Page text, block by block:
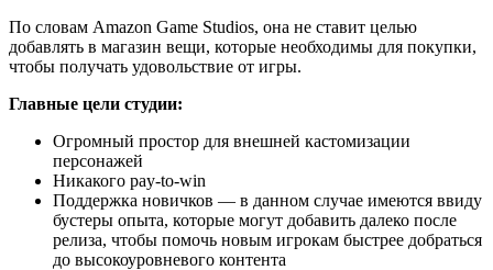
По словам Amazon Game Studios, она не ставит целью
добавлять в магазин вещи, которые необходимы для покупки,
чтобы получать удовольствие от игры.
Главные цели студии:
Огромный простор для внешней кастомизации
персонажей
Никакого pay-to-win
Поддержка новичков — в данном случае имеются ввиду
бустеры опыта, которые могут добавить далеко после
релиза, чтобы помочь новым игрокам быстрее добраться
до высокоуровневого контента